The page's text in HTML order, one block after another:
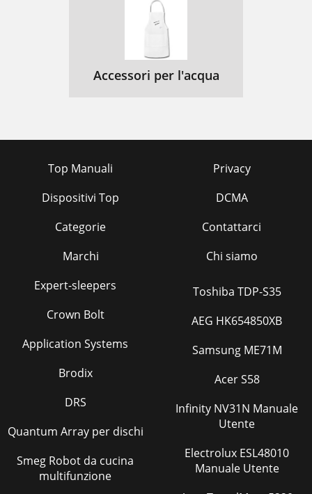
Accessori per l'acqua
Top Manuali
Dispositivi Top
Categorie
Marchi
Privacy
DCMA
Contattarci
Chi siamo
Expert-sleepers
Crown Bolt
Application Systems
Brodix
DRS
Quantum Array per dischi
Smeg Robot da cucina
multifunzione
Toshiba TDP-S35
AEG HK654850XB
Samsung ME71M
Acer S58
Infinity NV31N Manuale
Utente
Electrolux ESL48010
Manuale Utente